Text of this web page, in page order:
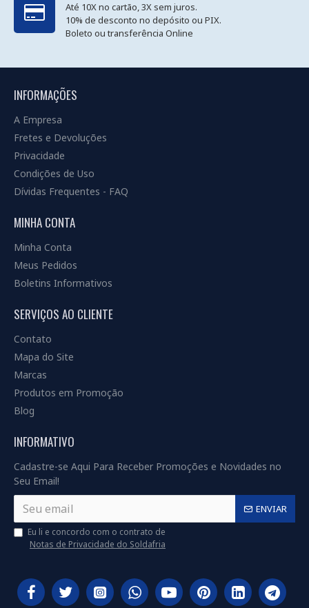
Até 10X no cartão, 3X sem juros.
10% de desconto no depósito ou PIX.
Boleto ou transferência Online
INFORMAÇÕES
A Empresa
Fretes e Devoluções
Privacidade
Condições de Uso
Dívidas Frequentes - FAQ
MINHA CONTA
Minha Conta
Meus Pedidos
Boletins Informativos
SERVIÇOS AO CLIENTE
Contato
Mapa do Site
Marcas
Produtos em Promoção
Blog
INFORMATIVO
Cadastre-se Aqui Para Receber Promoções e Novidades no
Seu Email!
ENVIAR
Eu li e concordo com o contrato de
Notas de Privacidade do Soldafria